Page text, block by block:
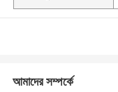
আমাদের সম্পর্কে